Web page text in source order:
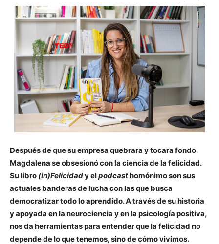
Después de que su empresa quebrara y tocara fondo,
Magdalena se obsesionó con la ciencia de la felicidad.
Su libro (in)Felicidady elpodcasthomónimo son sus
actuales banderas de lucha con las que busca
democratizar todo lo aprendido. A través de su historia
y apoyada en la neurociencia y en la psicología positiva,
nos da herramientas para entender que la felicidad no
depende de lo que tenemos, sino de cómo vivimos.